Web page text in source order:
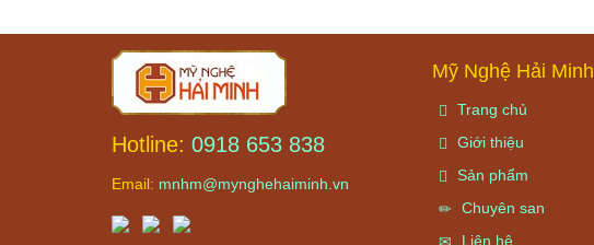
Hotline: 0918 653 838
Email: mnhm@mynghehaiminh.vn
Mỹ Nghệ Hải Minh
Trang chủ
Giới thiệu
Sản phẩm
Chuyên san
Liên hệ